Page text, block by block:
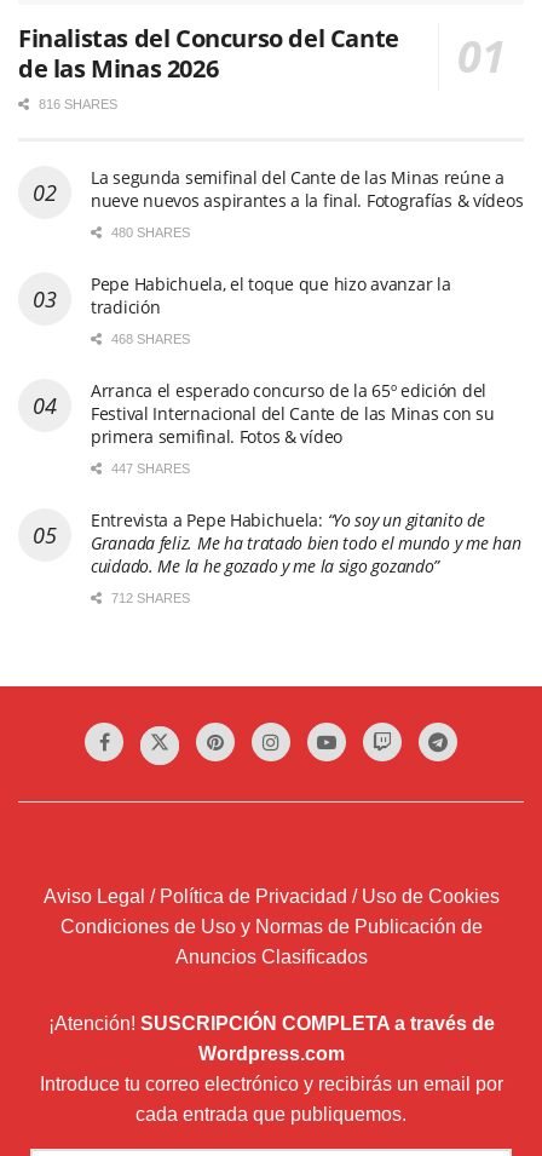
Finalistas del Concurso del Cante
de las Minas 2026
816 SHARES
La segunda semifinal del Cante de las Minas reúne a
nueve nuevos aspirantes a la final. Fotografías & vídeos
480 SHARES
Pepe Habichuela, el toque que hizo avanzar la
tradición
468 SHARES
Arranca el esperado concurso de la 65º edición del
Festival Internacional del Cante de las Minas con su
primera semifinal. Fotos & vídeo
447 SHARES
Entrevista a Pepe Habichuela: “Yo soy un gitanito de
Granada feliz. Me ha tratado bien todo el mundo y me han
cuidado. Me la he gozado y me la sigo gozando”
712 SHARES
Aviso Legal / Política de Privacidad / Uso de Cookies
Condiciones de Uso y Normas de Publicación de
Anuncios Clasificados
¡Atención! SUSCRIPCIÓN COMPLETA a través de
Wordpress.com
Introduce tu correo electrónico y recibirás un email por
cada entrada que publiquemos.